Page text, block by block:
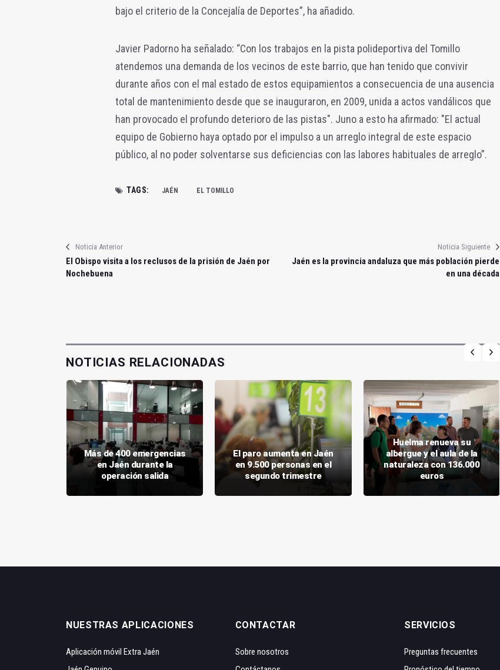
bajo el criterio de la Concejalía de Deportes”, ha añadido.
Javier Padorno ha señalado: “Con los trabajos en la pista polideportiva del Tomillo
atendemos una demanda de los vecinos de este barrio, que han tenido que convivir
durante años con el mal estado de estos equipamientos a consecuencia de una ausencia
total de mantenimiento desde que se inauguraron, en 2009, unida a actos vandálicos que
han provocado el profundo deterioro de las pistas". Juno a esto ha afirmado: "El actual
equipo de Gobierno haya optado por el impulso a un arreglo integral de este espacio
público, al no poder solventarse sus deficiencias con las labores habituales de arreglo”.
TAGS: JAÉN EL TOMILLO
Noticia Anterior
El Obispo visita a los reclusos de la prisión de Jaén por
Nochebuena
Noticia Siguiente
Jaén es la provincia andaluza que más población pierde
en una década
NOTICIAS RELACIONADAS
Más de 400 emergencias
en Jaén durante la
operación salida
El paro aumenta en Jaén
en 9.500 personas en el
segundo trimestre
Huelma renueva su
albergue y el aula de la
naturaleza con 136.000
euros
NUESTRAS APLICACIONES
Aplicación móvil Extra Jaén
CONTACTAR
Sobre nosotros
SERVICIOS
Preguntas frecuentes